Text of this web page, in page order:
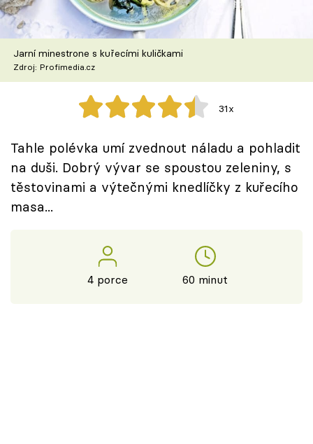
Škola vaření
Recepty z TV
Speciál: Cuketa
Těhotnej kuchař
Sledujte prima+
Přihlášení
Jarní minestrone s kuřecími kuličkami
Zdroj: Profimedia.cz
31x
Tahle polévka umí zvednout náladu a pohladit
na duši. Dobrý vývar se spoustou zeleniny, s
těstovinami a výtečnými knedlíčky z kuřecího
masa...
4 porce 60 minut